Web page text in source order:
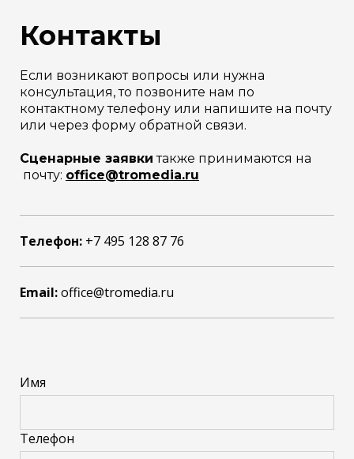
Контакты
Если возникают вопросы или нужна
консультация, то позвоните нам по
контактному телефону или напишите на почту
или через форму обратной связи.
Сценарные заявки также принимаются на
почту: office@tromedia.ru
Телефон: +7 495 128 87 76
Email:office@tromedia.ru
Имя
Телефон